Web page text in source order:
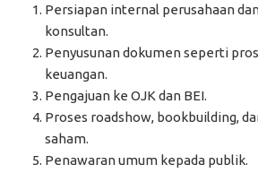
Persiapan internal perusahaan
konsultan.
Penyusunan dokumen seperti
keuangan.
Pengajuan ke OJK dan BEI.
Proses roadshow, bookbuilding,
saham.
Penawaran umum kepada publik.